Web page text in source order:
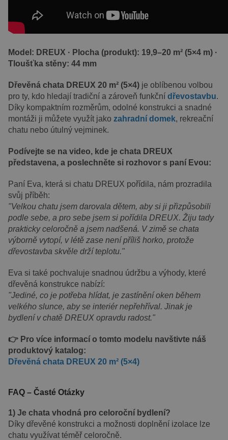
Model: DREUX · Plocha (produkt): 19,9–20 m² (5×4 m) ·
Tloušťka stěny: 44 mm
Dřevěná chata DREUX 20 m² (5×4) je oblíbenou volbou
pro ty, kdo hledají tradiční a zároveň funkční dřevostavbu.
Díky kompaktním rozměrům, odolné konstrukci a snadné
montáži ji můžete využít jako zahradní domek, rekreační
chatu nebo útulný vejminek.
Podívejte se na video, kde je chata DREUX
představena, a poslechněte si rozhovor s paní Evou:
Paní Eva, která si chatu DREUX pořídila, nám prozradila
svůj příběh:
"Velkou chatu jsem darovala dětem, aby si ji přizpůsobili
podle sebe, a pro sebe jsem si pořídila DREUX. Žiju tady
prakticky celoročně a jsem nadšená. V zimě se chata
výborně vytopí, v létě zase není příliš horko, protože
dřevostavba skvěle drží teplotu."
Eva si také pochvaluje snadnou údržbu a výhody, které
dřevěná konstrukce nabízí:
"Jediné, co je potřeba hlídat, je zastínění oken během
velkého slunce, aby se interiér nepřehříval. Jinak je
bydlení v chatě DREUX opravdu radost."
👉 Pro více informací o tomto modelu navštivte náš
produktový katalog:
Dřevěná chata DREUX 20 m² (5×4)
FAQ – Časté Otázky
1) Je chata vhodná pro celoroční bydlení?
Díky dřevěné konstrukci a možnosti doplnění izolace lze
chatu využívat téměř celoročně.